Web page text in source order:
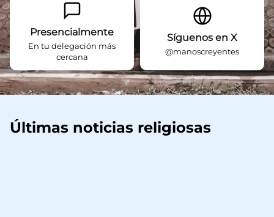
Presencialmente
En tu delegación más
cercana
Síguenos en X
@manoscreyentes
Últimas noticias religiosas